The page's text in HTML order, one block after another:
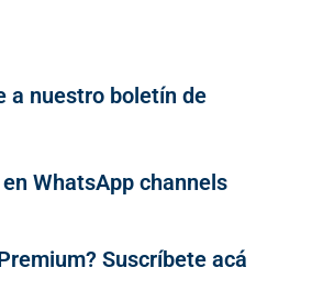
a nuestro boletín de
WhatsApp channels
Suscríbete acá